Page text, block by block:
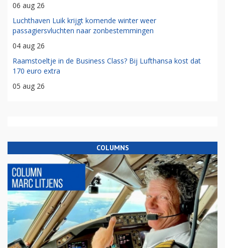
06 aug 26
Luchthaven Luik krijgt komende winter weer
passagiersvluchten naar zonbestemmingen
04 aug 26
Raamstoeltje in de Business Class? Bij Lufthansa kost dat
170 euro extra
05 aug 26
COLUMNS